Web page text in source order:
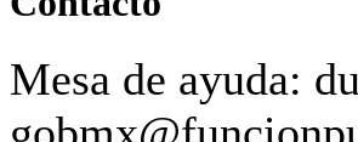
Mesa de ayuda: